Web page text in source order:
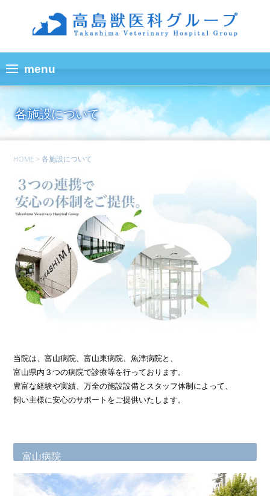
各施設について
HOME >各施設について
当院は、富山病院、富山東病院、魚津病院と、
富山県内３つの病院で診療等を行っております。
豊富な経験や実績、万全の施設設備とスタッフ体制によって、
飼い主様に安心のサポートをご提供いたします。
富山病院